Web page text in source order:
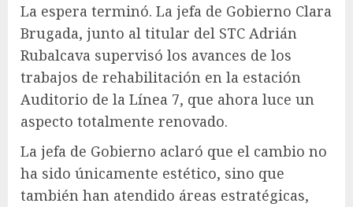
La espera terminó. La jefa de Gobierno Clara
Brugada, junto al titular del STC Adrián
Rubalcava supervisó los avances de los
trabajos de rehabilitación en la estación
Auditorio de la Línea 7, que ahora luce un
aspecto totalmente renovado.
La jefa de Gobierno aclaró que el cambio no
ha sido únicamente estético, sino que
también han atendido áreas estratégicas,